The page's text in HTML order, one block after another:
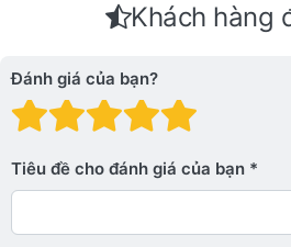
Khách hàng
Đánh giá của bạn?
Đánh
Đánh giá:
Đánh giá: 2
Đánh giá: 1 trên
Tiêu đề cho đánh giá của bạn